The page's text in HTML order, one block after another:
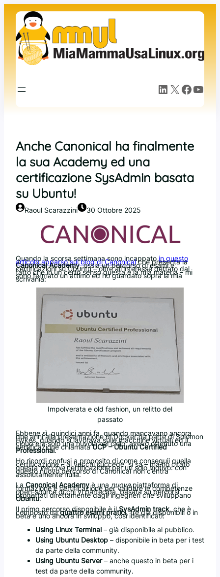
contenuto
LinkedIn X Facebook YouTube
Anche Canonical ha finalmente
la sua Academy ed una
certificazione SysAdmin basata
su Ubuntu!
Raoul Scarazzini 30 Ottobre 2025
Quando la scorsa settimana sono incappato in questo
articolo apparso sul blog di Canonicalche presenta la
Canonical Academy, ossia un percorso di esami e
certificazioni su Ubuntu – oltre all’interesse dettato dal
fatto che in un certo senso questa è la mia materia – mi
sono fermato un attimo ed ho guardato sopra la mia
scrivania:
Impolverata e old fashion, un relitto del
passato
Ebbene sì, quindici anni fa, quando mancavano ancora
due anni alla presentazione di Docker da parte di Solomon
Hykes, quando si lavorava sulle macchine virtuali ed il
cloud era solo una nuvola nel cielo, avevo ottenuto una
certificazione chiamataUCP – Ubuntu Certified
Professional.
Ho ricordi confusi a proposito di come conseguii quella
certificazione – ai vecchi succede, si sa – ma ho citato
questavecchiacertificazione per un solo motivo: con
questo nuovo percorso di Canonical non c’entra
assolutamente nulla.
La Canonical Academyè una nuovapiattaforma di
formazione e certificazione per validare le competenze
open-source di chi vi partecipa, basata su percorsi
progettati direttamente dagli ingegneri che sviluppano
Ubuntu.
Il primo percorso disponibile è ilSysAdmin track, che è
composto daquattro esami pratici, tre già disponibili o in
beta e uno ancora in sviluppo, così identificati:
Using Linux Terminal – già disponibile al pubblico.
Using Ubuntu Desktop – disponibile in beta per i test
da parte della community.
Using Ubuntu Server– anche questo in beta per i
test da parte della community.